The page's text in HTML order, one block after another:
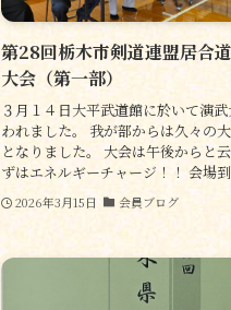
第28回栃木市剣道連盟居合
大会（第一部）
３月１４日大平武道館に於いて演
われました。 我が部からは久々の
となりました。 大会は午後からと
ずはエネルギーチャージ！！ 会場
2026年3月15日 会員ブログ